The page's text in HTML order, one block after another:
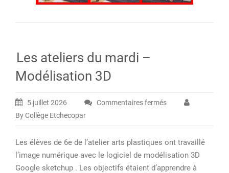
Les ateliers du mardi –
Modélisation 3D
5 juillet 2026 Commentaires ferméssur
du
mardi
–
By Collège Etchecopar
Les élèves de 6e de l’atelier arts plastiques ont travaillé
l’image numérique avec le logiciel de modélisation 3D
Google sketchup . Les objectifs étaient d’apprendre à